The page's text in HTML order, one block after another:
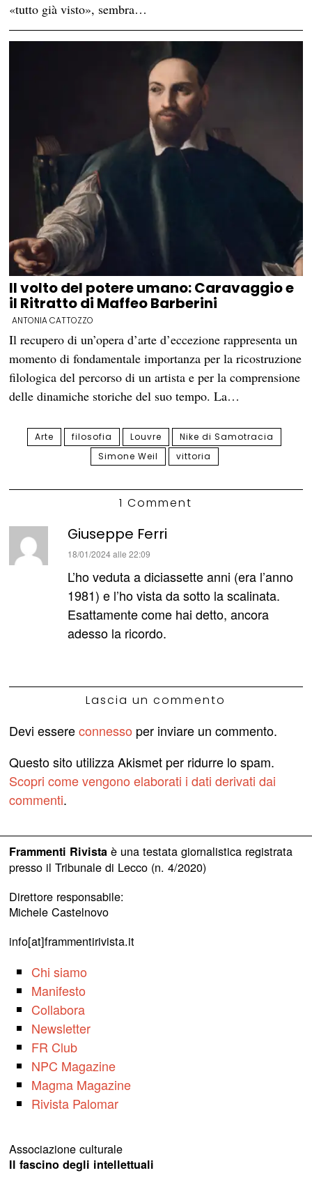
«tutto già visto», sembra…
Il volto del potere umano: Caravaggio e
il Ritratto di Maffeo Barberini
ANTONIA CATTOZZO
Il recupero di un’opera d’arte d’eccezione rappresenta un
momento di fondamentale importanza per la ricostruzione
filologica del percorso di un artista e per la comprensione
delle dinamiche storiche del suo tempo. La…
Arte filosofia Louvre
Nike di Samotracia
Simone Weil
vittoria
1 Comment
Giuseppe Ferri
ha
detto:
18/01/2024 alle 22:09
L’ho veduta a diciassette anni (era l’anno
1981) e l’ho vista da sotto la scalinata.
Esattamente come hai detto, ancora
adesso la ricordo.
Lascia un commento
Devi essereconnesso per inviare un commento.
Questo sito utilizza Akismet per ridurre lo spam.
Scopri come vengono elaborati i dati derivati dai
commenti.
Frammenti Rivistaè una testata giornalistica registrata
presso il Tribunale di Lecco (n. 4/2020)
Direttore responsabile:
Michele Castelnovo
info[at]frammentirivista.it
Chi siamo
Manifesto
Collabora
Newsletter
FR Club
NPC Magazine
Magma Magazine
Rivista Palomar
Associazione culturale
Il fascino degli intellettuali